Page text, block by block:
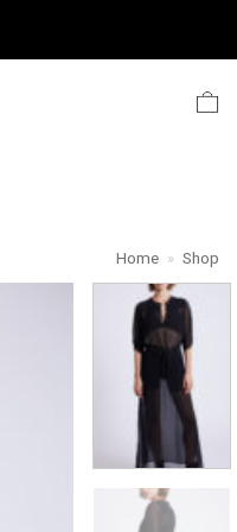
content
Home » Shop